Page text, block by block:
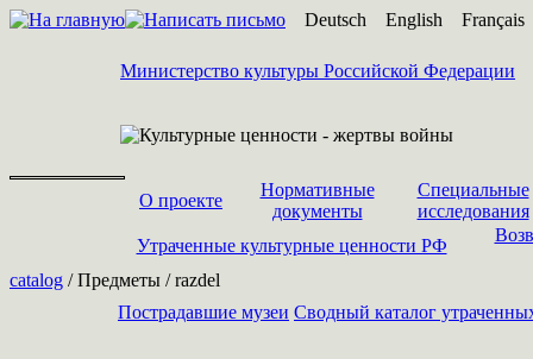
Deutsch English Français
Министерство культуры Российской Федерации
О проекте
Нормативные
документы
Специальные
исследования
Утраченные культурные ценности РФ
catalog / Предметы / razdel
Пострадавшие музеи Cводный каталог